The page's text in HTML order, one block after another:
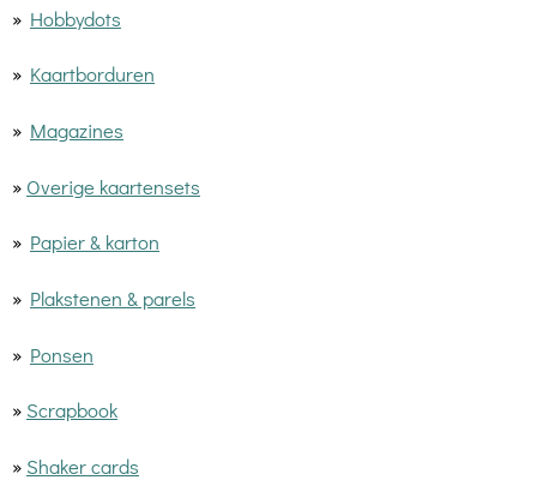
» Hobbydots
» Kaartborduren
» Magazines
» Overige kaartensets
» Papier & karton
» Plakstenen & parels
» Ponsen
» Scrapbook
» Shaker cards